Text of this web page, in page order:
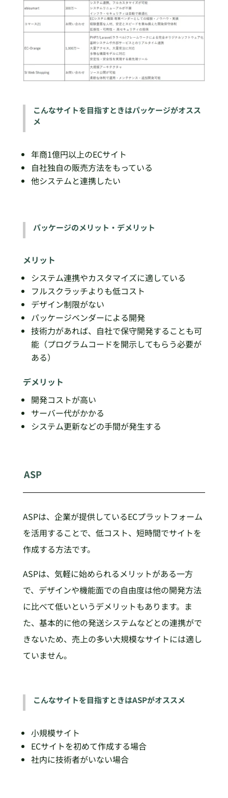
こんなサイトを目指すときはパッケージがオスス
メ
年商1億円以上のECサイト
自社独自の販売方法をもっている
他システムと連携したい
パッケージのメリット・デメリット
メリット
システム連携やカスタマイズに適している
フルスクラッチよりも低コスト
デザイン制限がない
パッケージベンダーによる開発
技術力があれば、自社で保守開発することも可
能（プログラムコードを開示してもらう必要が
ある）
デメリット
開発コストが高い
サーバー代がかかる
システム更新などの手間が発生する
ASP
ASPは、企業が提供しているECプラットフォーム
を活用することで、低コスト、短時間でサイトを
作成する方法です。
ASPは、気軽に始められるメリットがある一方
で、デザインや機能面での自由度は他の開発方法
に比べて低いというデメリットもあります。ま
た、基本的に他の発送システムなどとの連携がで
きないため、売上の多い大規模なサイトには適し
ていません。
こんなサイトを目指すときはASPがオススメ
小規模サイト
ECサイトを初めて作成する場合
社内に技術者がいない場合